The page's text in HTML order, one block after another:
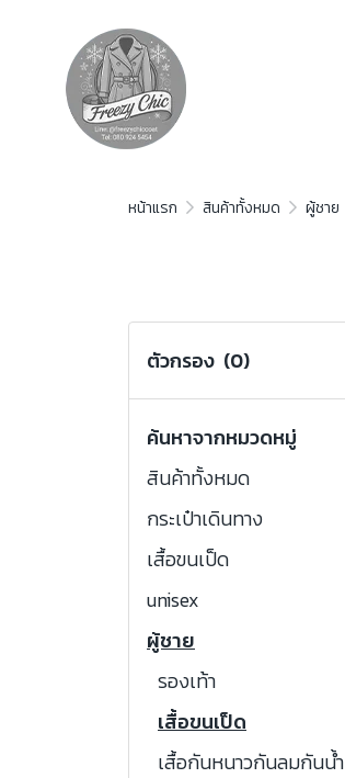
หน้าแรก สินค้าทั้งหมด ผู้ชาย
ตัวกรอง (0)
ค้นหาจากหมวดหมู่
สินค้าทั้งหมด
กระเป๋าเดินทาง
เสื้อขนเป็ด
unisex
เสื้อฮีทเทค
ผ้าขนแกะ
ถุงมือ
หมวก
ผู้ชาย
รองเท้า
เสื้อขนเป็ด
เสื้อกันหนาวกันลมกันน้ำ